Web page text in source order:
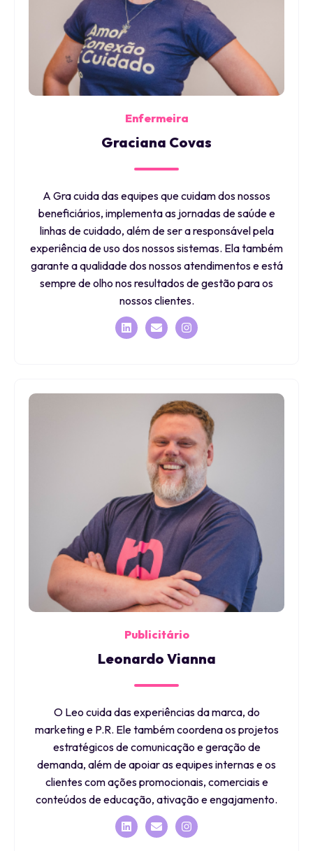
Enfermeira
Graciana Covas
A Gra cuida das equipes que cuidam dos nossos
beneficiários, implementa as jornadas de saúde e
linhas de cuidado, além de ser a responsável pela
experiência de uso dos nossos sistemas. Ela também
garante a qualidade dos nossos atendimentos e está
sempre de olho nos resultados de gestão para os
nossos clientes.
Publicitário
Leonardo Vianna
O Leo cuida das experiências da marca, do
marketing e P.R. Ele também coordena os projetos
estratégicos de comunicação e geração de
demanda, além de apoiar as equipes internas e os
clientes com ações promocionais, comerciais e
conteúdos de educação, ativação e engajamento.